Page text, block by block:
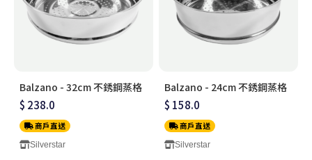
Balzano - 32cm 不銹鋼蒸格
$ 238.0
商戶直送
Silverstar
Balzano - 24cm 不銹鋼蒸格
$ 158.0
商戶直送
Silverstar